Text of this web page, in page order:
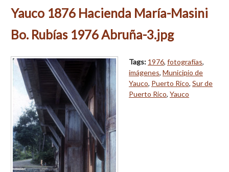
Yauco 1876 Hacienda María-Masini
Bo. Rubías 1976 Abruña-3.jpg
Tags: 1976, fotografías,
imágenes, Municipio de
Yauco, Puerto Rico, Sur de
Puerto Rico, Yauco